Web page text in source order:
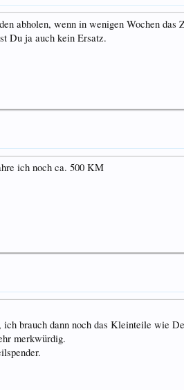
abholen, wenn in wenigen Wochen das
Du ja auch kein Ersatz.
ich noch ca. 500 KM
brauch dann noch das Kleinteile wie
merkwürdig.